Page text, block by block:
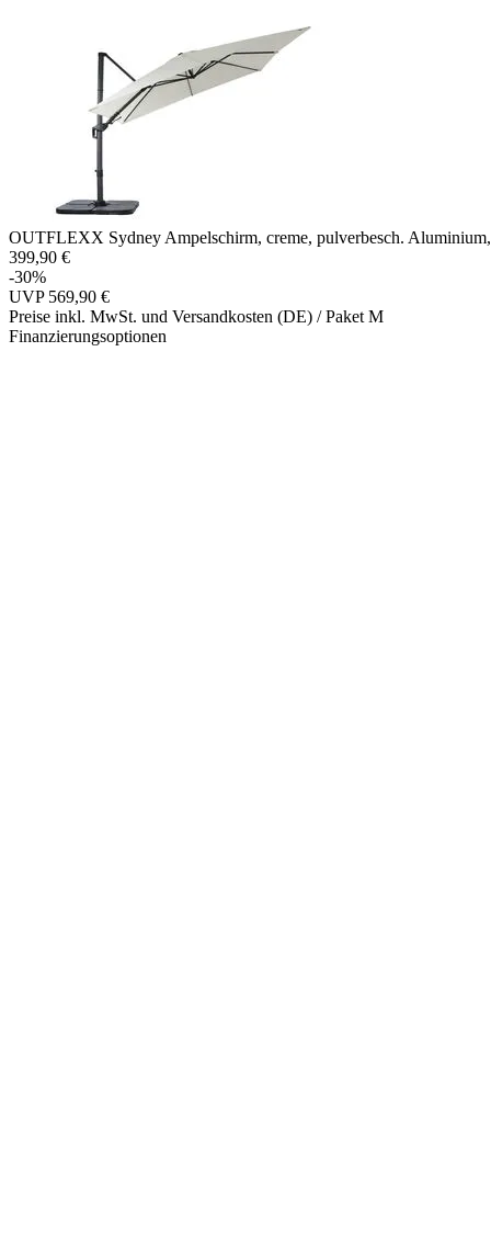
OUTFLEXX Sydney Ampelschirm, creme, pulverbesch.
399,90 €
-30%
UVP 569,90 €
Preise inkl. MwSt. und Versandkosten (DE) / Paket M
Finanzierungsoptionen